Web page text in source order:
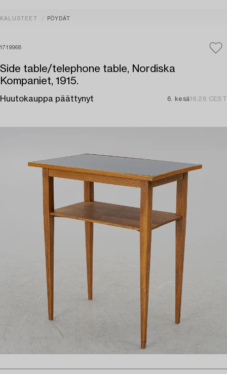
KALUSTEET PÖYDÄT
1719968
Side table/telephone table, Nordiska
Kompaniet, 1915.
Huutokauppa päättynyt 6. kesä16:26 CEST